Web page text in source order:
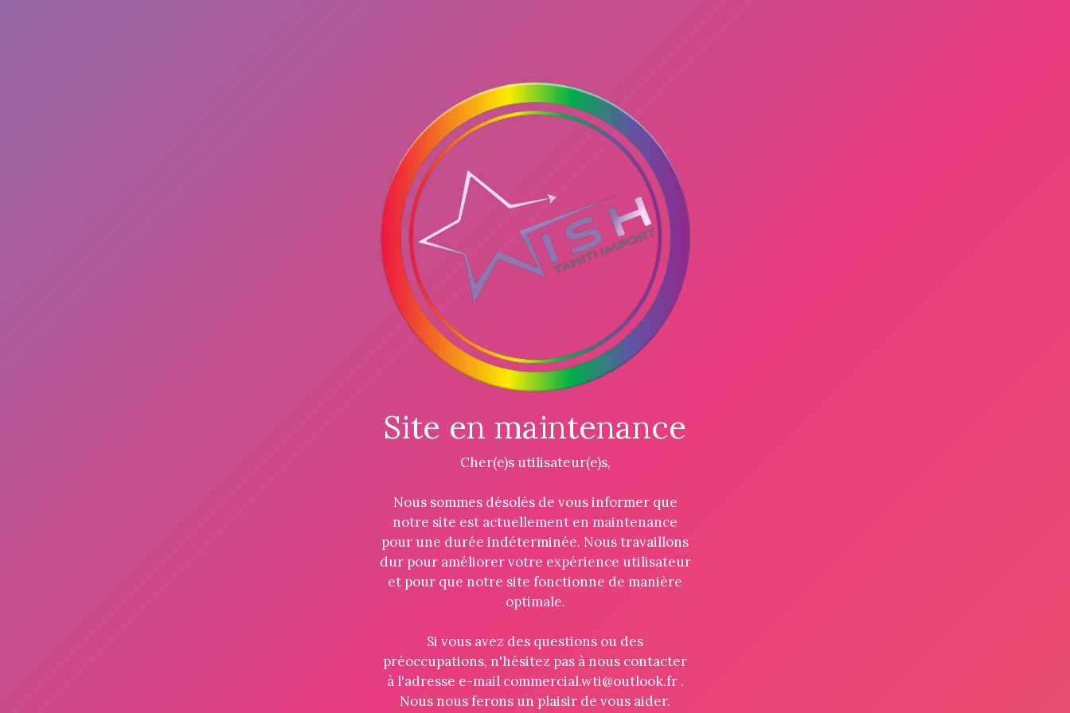
Site en maintenance
Cher(e)s utilisateur(e)s,
Nous sommes désolés de vous informer que
notre site est actuellement en maintenance
pour une durée indéterminée. Nous travaillons
dur pour améliorer votre expérience utilisateur
et pour que notre site fonctionne de manière
optimale.
Si vous avez des questions ou des
préoccupations, n'hésitez pas à nous contacter
à l'adresse e-mail commercial.wti@outlook.fr .
Nous nous ferons un plaisir de vous aider.